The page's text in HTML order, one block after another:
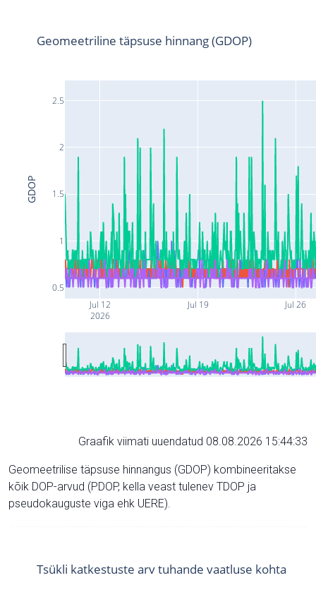
Jul 12
2026
Jul 19 Jul 26
0.5
1
1.5
2
2.5
Geomeetriline täpsuse hinnang (GDOP)
GDOP
Graafik viimati uuendatud 08.08.2026 15:44:33
Geomeetrilise täpsuse hinnangus (GDOP) kombineeritakse
kõik DOP-arvud (PDOP, kella veast tulenev TDOP ja
pseudokauguste viga ehk UERE).
Tsükli katkestuste arv tuhande vaatluse kohta